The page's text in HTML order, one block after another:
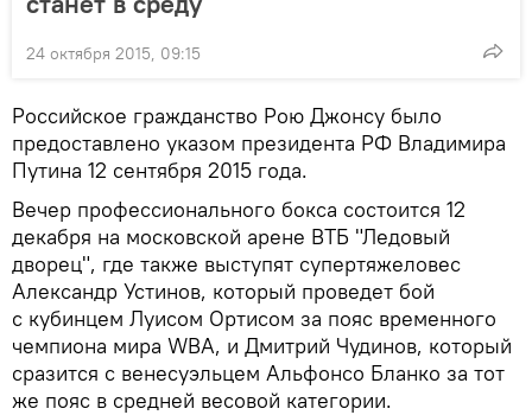
24 октября 2015, 09:15
Российское гражданство Рою Джонсу было
предоставлено указом президента РФ Владимира
Путина 12 сентября 2015 года.
Вечер профессионального бокса состоится 12
декабря на московской арене ВТБ "Ледовый
дворец", где также выступят супертяжеловес
Александр Устинов, который проведет бой
с кубинцем Луисом Ортисом за пояс временного
чемпиона мира WBA, и Дмитрий Чудинов, который
сразится с венесуэльцем Альфонсо Бланко за тот
же пояс в средней весовой категории.